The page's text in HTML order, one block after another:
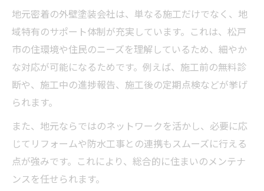
地元密着の外壁塗装会社は、単なる施工だけでなく、地
域特有のサポート体制が充実しています。これは、松戸
市の住環境や住民のニーズを理解しているため、細やか
な対応が可能になるためです。例えば、施工前の無料診
断や、施工中の進捗報告、施工後の定期点検などが挙げ
られます。
また、地元ならではのネットワークを活かし、必要に応
じてリフォームや防水工事との連携もスムーズに行える
点が強みです。これにより、総合的に住まいのメンテナ
ンスを任せられます。